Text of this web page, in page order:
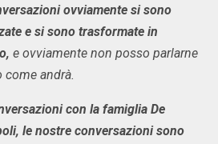
ovviamente si sono
e si sono trasformate in
e ovviamente non posso parlarne
come andrà.
con la famiglia De
le nostre conversazioni sono